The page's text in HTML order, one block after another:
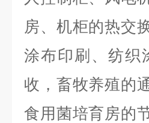
房、机柜的热交
涂布印刷、纺织
收，畜牧养殖的
食用菌培育房的